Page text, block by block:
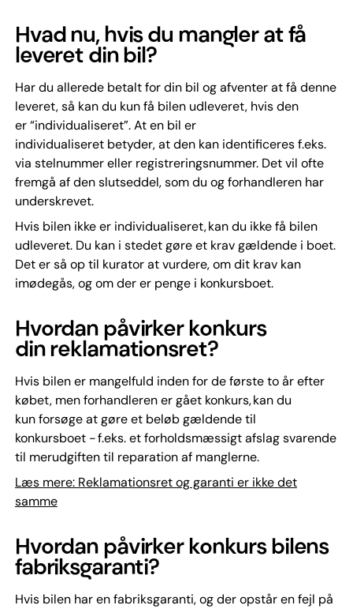
Hvad nu, hvis du mangler at få
leveret din bil?
Har du allerede betalt for din bil og afventer at få denne
leveret, så kan du kun få bilen udleveret, hvis den
er “individualiseret”. At en bil er
individualiseret betyder, at den kan identificeres f.eks.
via stelnummer eller registreringsnummer. Det vil ofte
fremgå af den slutseddel, som du og forhandleren har
underskrevet.
Hvis bilen ikke er individualiseret, kan du ikke få bilen
udleveret. Du kan i stedet gøre et krav gældende i boet.
Det er så op til kurator at vurdere, om dit krav kan
imødegås, og om der er penge i konkursboet.
Hvordan påvirker konkurs
din reklamationsret?
Hvis bilen er mangelfuld inden for de første to år efter
købet, men forhandleren er gået konkurs, kan du
kun forsøge at gøre et beløb gældende til
konkursboet - f.eks. et forholdsmæssigt afslag svarende
til merudgiften til reparation af manglerne.
Læs mere: Reklamationsret og garanti er ikke det
samme
Hvordan påvirker konkurs bilens
fabriksgaranti?
Hvis bilen har en fabriksgaranti, og der opstår en fejl på